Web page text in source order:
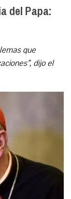
del Papa:
que
dijo el